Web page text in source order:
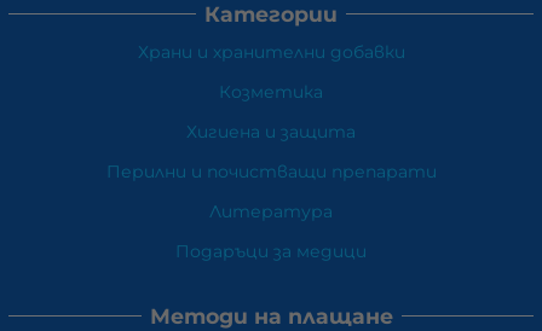
Категории
Храни и хранителни добавки
Козметика
Хигиена и защита
Перилни и почистващи препарати
Литература
Подаръци за медици
Методи на плащане